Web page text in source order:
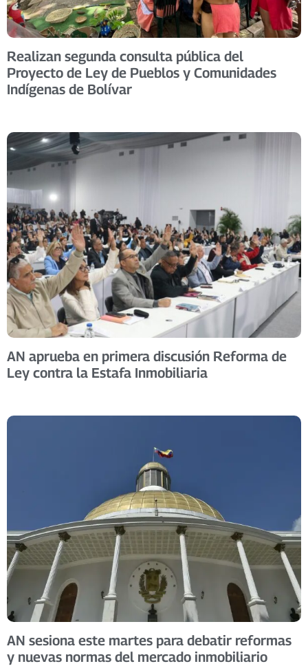
Realizan segunda consulta pública del
Proyecto de Ley de Pueblos y Comunidades
Indígenas de Bolívar
AN aprueba en primera discusión Reforma de
Ley contra la Estafa Inmobiliaria
AN sesiona este martes para debatir reformas
y nuevas normas del mercado inmobiliario